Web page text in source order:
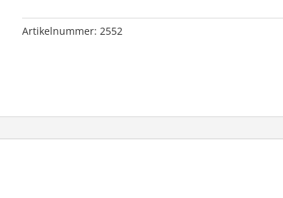
mm
Artikelnummer: 2552